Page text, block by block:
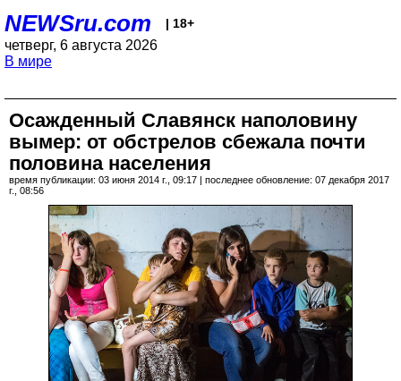
NEWSru.com | 18+
четверг, 6 августа 2026
В мире
Осажденный Славянск наполовину
вымер: от обстрелов сбежала почти
половина населения
время публикации: 03 июня 2014 г., 09:17 | последнее обновление: 07 декабря 2017
г., 08:56